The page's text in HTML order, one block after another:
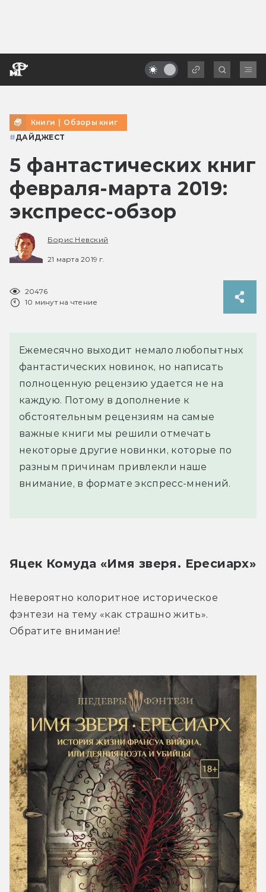
Книги | Обзоры книг
#ДАЙДЖЕСТ
5 фантастических книг
февраля-марта 2019:
экспресс-обзор
Борис Невский
21 марта 2019 г.
20476
10 минут на чтение
Ежемесячно выходит немало любопытных
фантастических новинок, но написать
полноценную рецензию удается не на
каждую. Потому в дополнение к
обстоятельным рецензиям на самые
важные книги мы решили отмечать
некоторые другие новинки, которые по
разным причинам привлекли наше
внимание, в формате экспресс-мнений.
Яцек Комуда «Имя зверя. Ересиарх»
Невероятно колоритное историческое
фэнтези на тему «как страшно жить».
Обратите внимание!